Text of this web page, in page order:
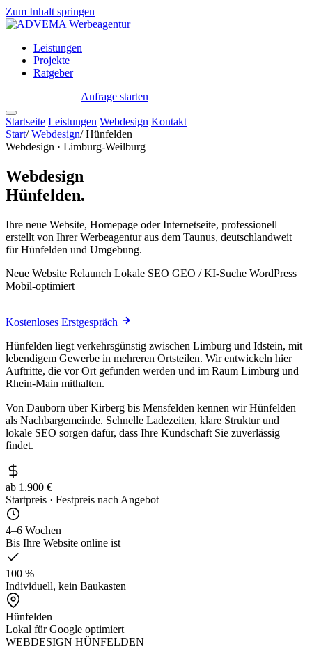
Zum Inhalt springen
Leistungen
Projekte
Ratgeber
Anfrage starten
Startseite Leistungen Webdesign Kontakt
Start/ Webdesign/ Hünfelden
Webdesign · Limburg-Weilburg
Webdesign
Hünfelden.
Ihre neue Website, Homepage oder Internetseite, professionell
erstellt von Ihrer Werbeagentur aus dem Taunus, deutschlandweit
für Hünfelden und Umgebung.
Neue Website Relaunch Lokale SEO GEO / KI-Suche WordPress
Mobil-optimiert
Kostenloses Erstgespräch
Hünfelden liegt verkehrsgünstig zwischen Limburg und Idstein, mit
lebendigem Gewerbe in mehreren Ortsteilen. Wir entwickeln hier
Auftritte, die vor Ort gefunden werden und im Raum Limburg und
Rhein-Main mithalten.
Von Dauborn über Kirberg bis Mensfelden kennen wir Hünfelden
als Nachbargemeinde. Schnelle Ladezeiten, klare Struktur und
lokale SEO sorgen dafür, dass Ihre Kundschaft Sie zuverlässig
findet.
ab 1.900 €
Startpreis · Festpreis nach Angebot
4–6 Wochen
Bis Ihre Website online ist
100 %
Individuell, kein Baukasten
Hünfelden
Lokal für Google optimiert
WEBDESIGN HÜNFELDEN